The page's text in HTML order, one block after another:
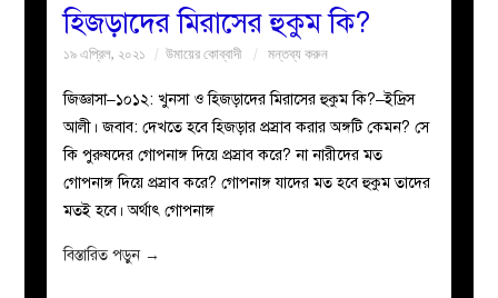
হিজড়াদের মিরাসের হুকুম কি?
১৯ এপ্রিল, ২০২১ উমায়ের কোব্বাদী মন্তব্য করুন
জিজ্ঞাসা–১০১২: খুনসা ও হিজড়াদের মিরাসের হুকুম কি?–ইদ্রিস
আলী। জবাব: দেখতে হবে হিজড়ার প্রস্রাব করার অঙ্গটি কেমন? সে
কি পুরুষদের গোপনাঙ্গ দিয়ে প্রস্রাব করে? না নারীদের মত
গোপনাঙ্গ দিয়ে প্রস্রাব করে? গোপনাঙ্গ যাদের মত হবে হুকুম তাদের
মতই হবে। অর্থাৎ গোপনাঙ্গ
বিস্তারিত পড়ুন →